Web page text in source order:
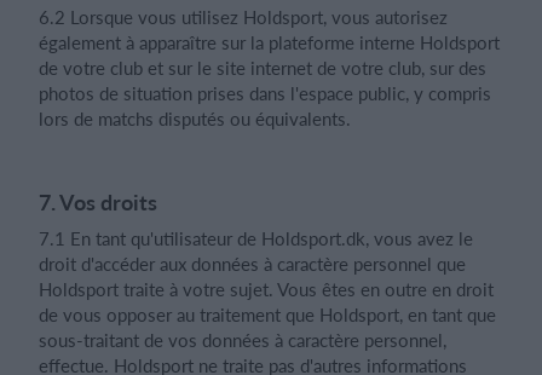
6.2 Lorsque vous utilisez Holdsport, vous autorisez
également à apparaître sur la plateforme interne Holdsport
de votre club et sur le site internet de votre club, sur des
photos de situation prises dans l'espace public, y compris
lors de matchs disputés ou équivalents.
7. Vos droits
7.1 En tant qu'utilisateur de Holdsport.dk, vous avez le
droit d'accéder aux données à caractère personnel que
Holdsport traite à votre sujet. Vous êtes en outre en droit
de vous opposer au traitement que Holdsport, en tant que
sous-traitant de vos données à caractère personnel,
effectue. Holdsport ne traite pas d'autres informations